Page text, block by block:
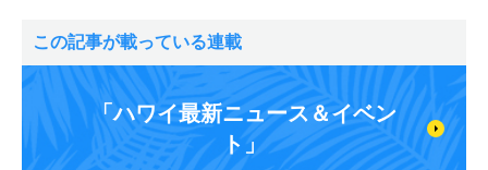
この記事が載っている連載
「ハワイ最新ニュース＆イベン
ト」